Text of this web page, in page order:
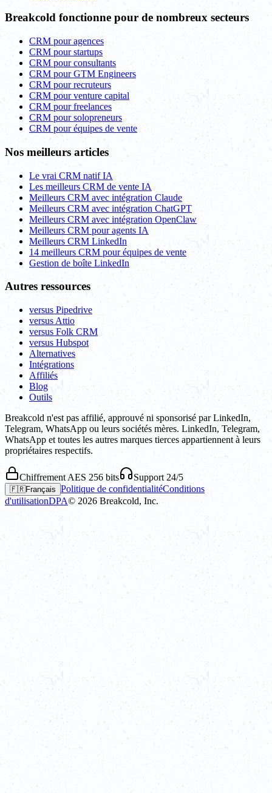
Breakcold fonctionne pour de nombreux secteurs
CRM pour agences
CRM pour startups
CRM pour consultants
CRM pour GTM Engineers
CRM pour recruteurs
CRM pour venture capital
CRM pour freelances
CRM pour solopreneurs
CRM pour équipes de vente
Nos meilleurs articles
Le vrai CRM natif IA
Les meilleurs CRM de vente IA
Meilleurs CRM avec intégration Claude
Meilleurs CRM avec intégration ChatGPT
Meilleurs CRM avec intégration OpenClaw
Meilleurs CRM pour agents IA
Meilleurs CRM LinkedIn
14 meilleurs CRM pour équipes de vente
Gestion de boîte LinkedIn
Autres ressources
versus Pipedrive
versus Attio
versus Folk CRM
versus Hubspot
Alternatives
Intégrations
Affiliés
Blog
Outils
Breakcold n'est pas affilié, approuvé ni sponsorisé par LinkedIn,
Telegram, WhatsApp ou leurs sociétés mères. LinkedIn, Telegram,
WhatsApp et toutes les autres marques tierces appartiennent à leurs
propriétaires respectifs.
Chiffrement AES 256 bits Support 24/5
🇫🇷Français Politique de confidentialitéConditions
d'utilisationDPA© 2026 Breakcold, Inc.